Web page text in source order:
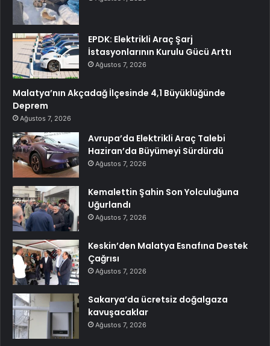
EPDK: Elektrikli Araç Şarj
İstasyonlarının Kurulu Gücü Arttı
Ağustos 7, 2026
Malatya’nın Akçadağ İlçesinde 4,1 Büyüklüğünde
Deprem
Ağustos 7, 2026
Avrupa’da Elektrikli Araç Talebi
Haziran’da Büyümeyi Sürdürdü
Ağustos 7, 2026
Kemalettin Şahin Son Yolculuğuna
Uğurlandı
Ağustos 7, 2026
Keskin’den Malatya Esnafına Destek
Çağrısı
Ağustos 7, 2026
Sakarya’da ücretsiz doğalgaza
kavuşacaklar
Ağustos 7, 2026